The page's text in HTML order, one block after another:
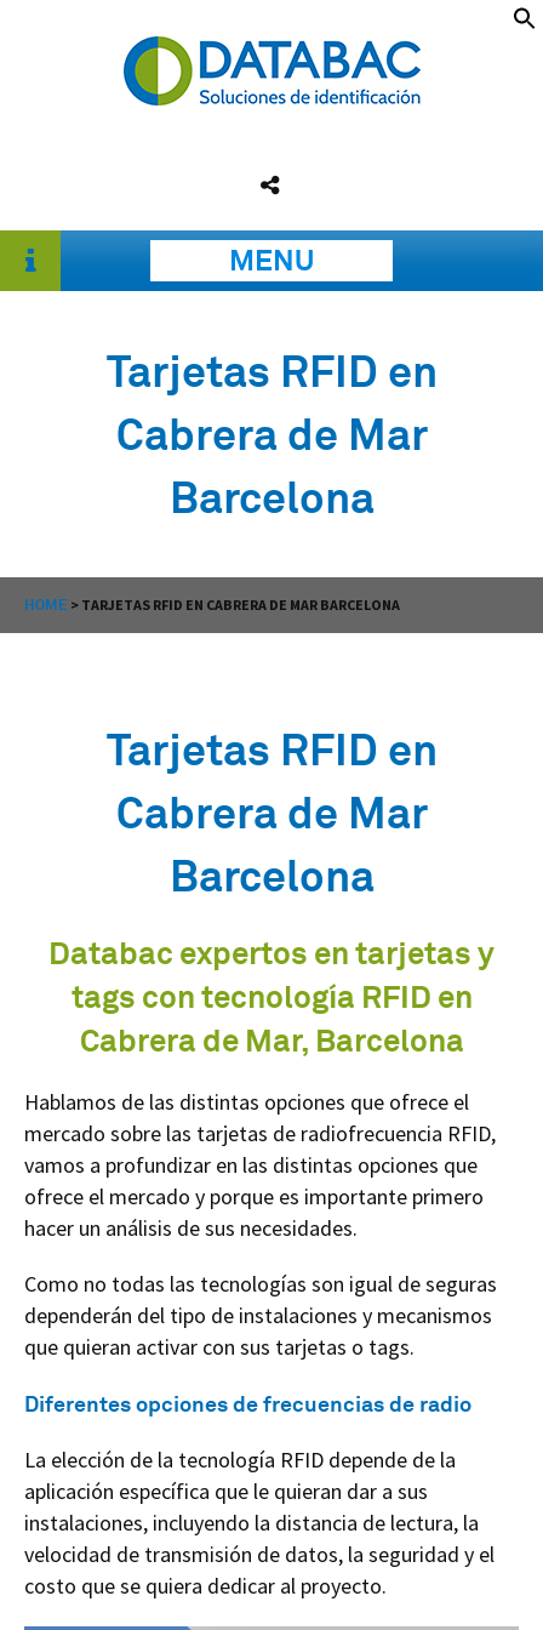
MENU
Tarjetas RFID en
Cabrera de Mar
Barcelona
HOME > TARJETAS RFID EN CABRERA DE MAR BARCELONA
Tarjetas RFID en
Cabrera de Mar
Barcelona
Databac expertos en tarjetas y
tags con tecnología RFID en
Cabrera de Mar, Barcelona
Hablamos de las distintas opciones que ofrece el
mercado sobre las tarjetas de radiofrecuencia RFID,
vamos a profundizar en las distintas opciones que
ofrece el mercado y porque es importante primero
hacer un análisis de sus necesidades.
Como no todas las tecnologías son igual de seguras
dependerán del tipo de instalaciones y mecanismos
que quieran activar con sus tarjetas o tags.
Diferentes opciones de frecuencias de radio
La elección de la tecnología RFID depende de la
aplicación específica que le quieran dar a sus
instalaciones, incluyendo la distancia de lectura, la
velocidad de transmisión de datos, la seguridad y el
costo que se quiera dedicar al proyecto.